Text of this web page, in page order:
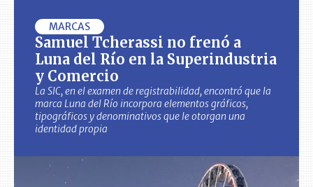
MARCAS
Samuel Tcherassi no frenó a
Luna del Río en la Superindustria
y Comercio
La SIC, en el examen de registrabilidad, encontró que la
marca Luna del Río incorpora elementos gráficos,
tipográficos y denominativos que le otorgan una
identidad propia